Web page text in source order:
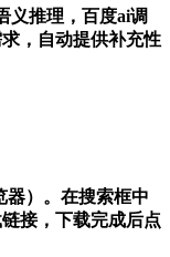
义推理，百度ai调
，自动提供补充性
器）。在搜索框中
接，下载完成后点